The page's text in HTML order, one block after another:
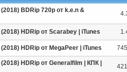
BDRip 720p от k.e.n &
HDRip от Scarabey | iTunes
HDRip от MegaPeer | iTunes
HDRip от Generalfilm | КПК |